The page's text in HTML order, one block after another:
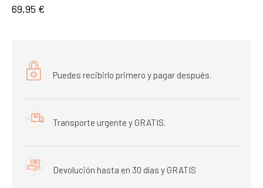
69,95 €
Puedes recibirlo primero y pagar después.
Transporte urgente y GRATIS.
Devolución hasta en 30 días y GRATIS